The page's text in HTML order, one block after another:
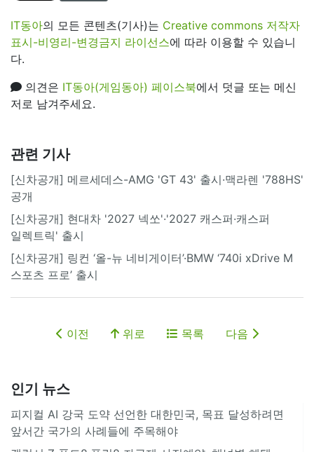
IT동아의 모든 콘텐츠(기사)는 Creative commons 저작자
표시-비영리-변경금지 라이선스에 따라 이용할 수 있습니
다.
의견은 IT동아(게임동아) 페이스북에서 덧글 또는 메신
저로 남겨주세요.
관련 기사
[신차공개] 메르세데스-AMG 'GT 43' 출시·맥라렌 '788HS'
공개
[신차공개] 현대차 '2027 넥쏘'·'2027 캐스퍼·캐스퍼
일렉트릭' 출시
[신차공개] 링컨 ‘올-뉴 네비게이터’·BMW ‘740i xDrive M
스포츠 프로’ 출시
이전 위로 목록 다음
인기 뉴스
피지컬 AI 강국 도약 선언한 대한민국, 목표 달성하려면
앞서간 국가의 사례들에 주목해야